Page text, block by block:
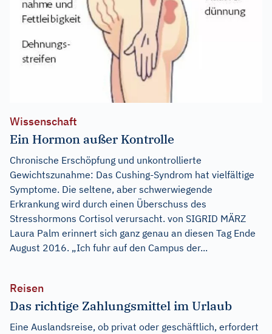
Wissenschaft
Ein Hormon außer Kontrolle
Chronische Erschöpfung und unkontrollierte
Gewichtszunahme: Das Cushing-Syndrom hat vielfältige
Symptome. Die seltene, aber schwerwiegende
Erkrankung wird durch einen Überschuss des
Stresshormons Cortisol verursacht. von SIGRID MÄRZ
Laura Palm erinnert sich ganz genau an diesen Tag Ende
August 2016. „Ich fuhr auf den Campus der...
Reisen
Das richtige Zahlungsmittel im Urlaub
Eine Auslandsreise, ob privat oder geschäftlich, erfordert